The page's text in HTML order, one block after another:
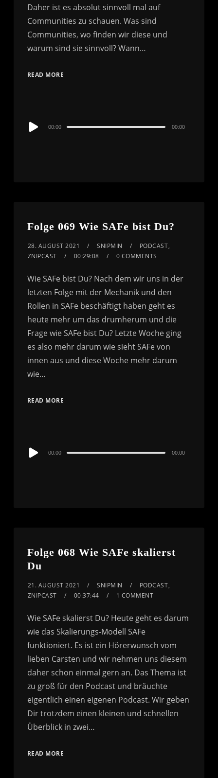
Daher ist es absolut sinnvoll mal auf
Communities zu schauen. Was sind
Communities, wo finden wir diese und
warum sind sie sinnvoll? Wann…
READ MORE
Audio
00:00 00:00
Folge 069 Wie SAFe bist Du?
28. AUGUST 2021 SNIPMIN PODCAST,
ZNIPCAST
00:29:08 0 COMMENTS
Wie SAFe bist Du? Nach dem wir uns in der
letzten Folge mit der Mechanik und den
Rollen in SAFe beschäftigt haben geht es
heute mehr um das drumherum und die
Frage wie SAFe bist Du? Letzte Woche ging
es also mehr darum wie sieht SAFe von
innen aus und diese Woche mehr darum
wie…
READ MORE
Audio
00:00 00:00
Folge 068 Wie SAFe skalierst
Du
21. AUGUST 2021 SNIPMIN PODCAST,
ZNIPCAST
00:37:44 1 COMMENT
Wie SAFe skalierst Du? Heute geht es darum
wie das Skalierungs-Modell SAFe
funktioniert. Es ist ein Hörerwunsch vom
lieben Carsten und wir nehmen uns diesem
daher schon einmal gern an. Das Thema ist
zu groß für den Podcast und bräuchte
eigentlich einen eigenen Podcast. Wir geben
Dir trotzdem einen kleinen und schnellen
Überblick in zwei…
READ MORE